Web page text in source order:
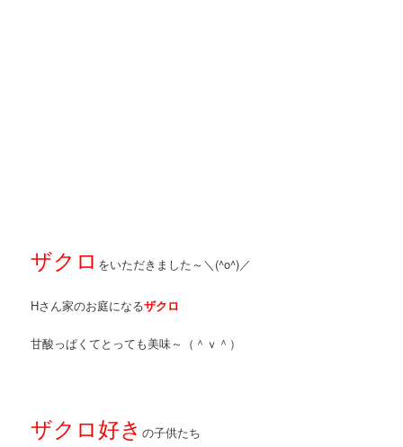
ザクロ をいただきました～＼(^o^)／
Hさん家のお庭になるザクロ
甘酸っぱくてとっても美味～（＾ｖ＾）
ザクロ好きの子供たち